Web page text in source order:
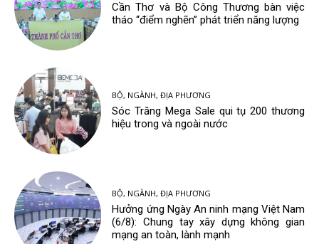
Cần Thơ và Bộ Công Thương bàn việc
tháo “điểm nghẽn” phát triển năng lượng
BỘ, NGÀNH, ĐỊA PHƯƠNG
Sóc Trăng Mega Sale qui tụ 200 thương
hiệu trong và ngoài nước
BỘ, NGÀNH, ĐỊA PHƯƠNG
Hưởng ứng Ngày An ninh mạng Việt Nam
(6/8): Chung tay xây dựng không gian
mạng an toàn, lành mạnh